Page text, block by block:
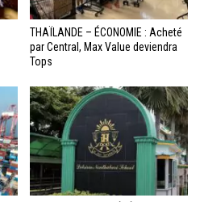
THAÏLANDE – ÉCONOMIE : Acheté
par Central, Max Value deviendra
Tops